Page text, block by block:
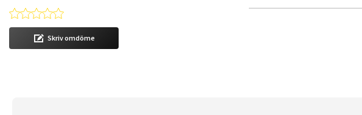
0.0 star rating
Skriv omdöme